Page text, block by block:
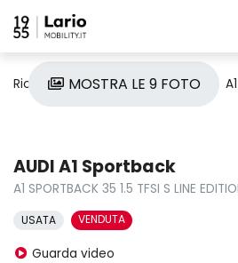
Ricerca auto Usate Audi
MOSTRA LE 9 FOTO
AUDI A1 Sportback
A1 SPORTBACK 35 1.5 TFSI S LINE
USATA VENDUTA
Guarda video